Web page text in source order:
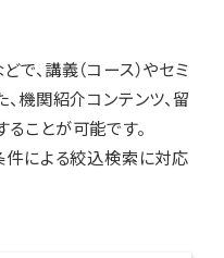
、講義（コース）やセミ
機関紹介コンテンツ、留
ことが可能です。
件による絞込検索に対応